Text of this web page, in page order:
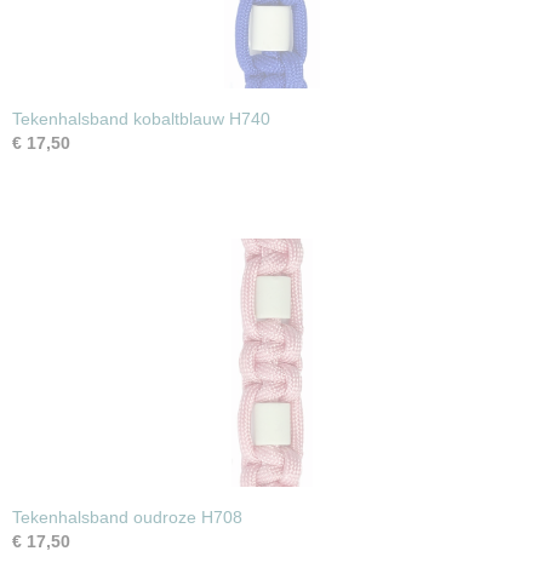
Tekenhalsband kobaltblauw H740
€ 17,50
Tekenhalsband oudroze H708
€ 17,50